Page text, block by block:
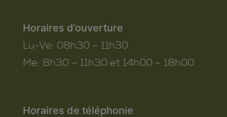
Horaires d’ouverture
Lu-Ve: 08h30 – 11h30
Me: 8h30 – 11h30 et 14h00 – 18h00
Horaires de téléphonie